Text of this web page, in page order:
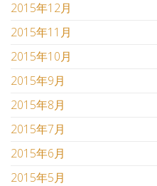
2015年12月
2015年11月
2015年10月
2015年9月
2015年8月
2015年7月
2015年6月
2015年5月